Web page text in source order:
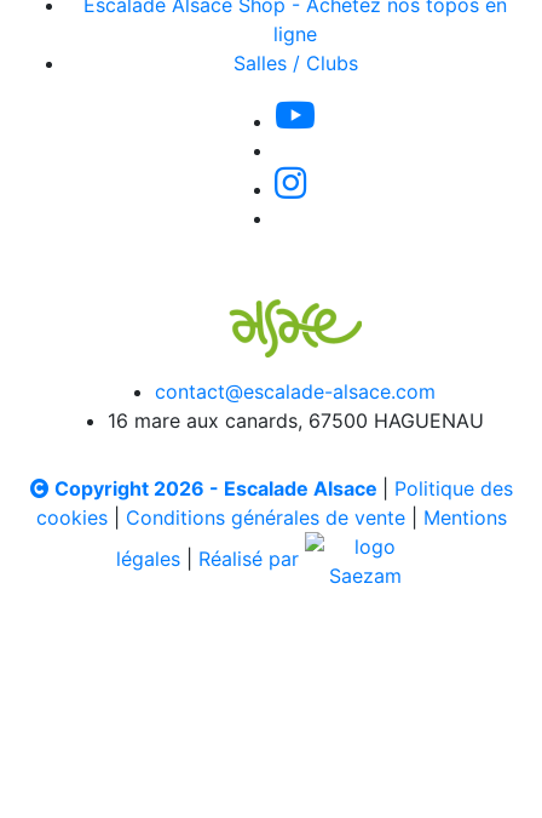
Escalade Alsace Shop - Achetez nos topos en
ligne
Salles / Clubs
contact@escalade-alsace.com
16 mare aux canards, 67500 HAGUENAU
Copyright 2026 - Escalade Alsace
Politique des
cookies| Conditions générales de vente| Mentions
légales
Réalisé par